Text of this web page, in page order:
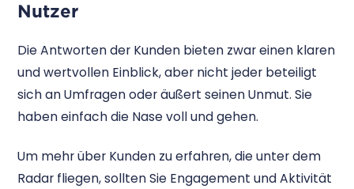
Nutzer
Die Antworten der Kunden bieten zwar einen klaren
und wertvollen Einblick, aber nicht jeder beteiligt
sich an Umfragen oder äußert seinen Unmut. Sie
haben einfach die Nase voll und gehen.
Um mehr über Kunden zu erfahren, die unter dem
Radar fliegen, sollten Sie Engagement und Aktivität